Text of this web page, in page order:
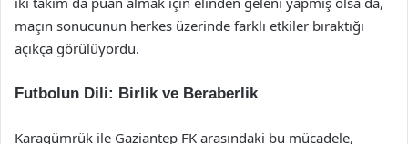
maçın sonucunun herkes üzerinde farklı etkiler bıraktığı
açıkça görülüyordu.
Futbolun Dili: Birlik ve Beraberlik
Karagümrük ile Gaziantep FK arasındaki bu mücadele,